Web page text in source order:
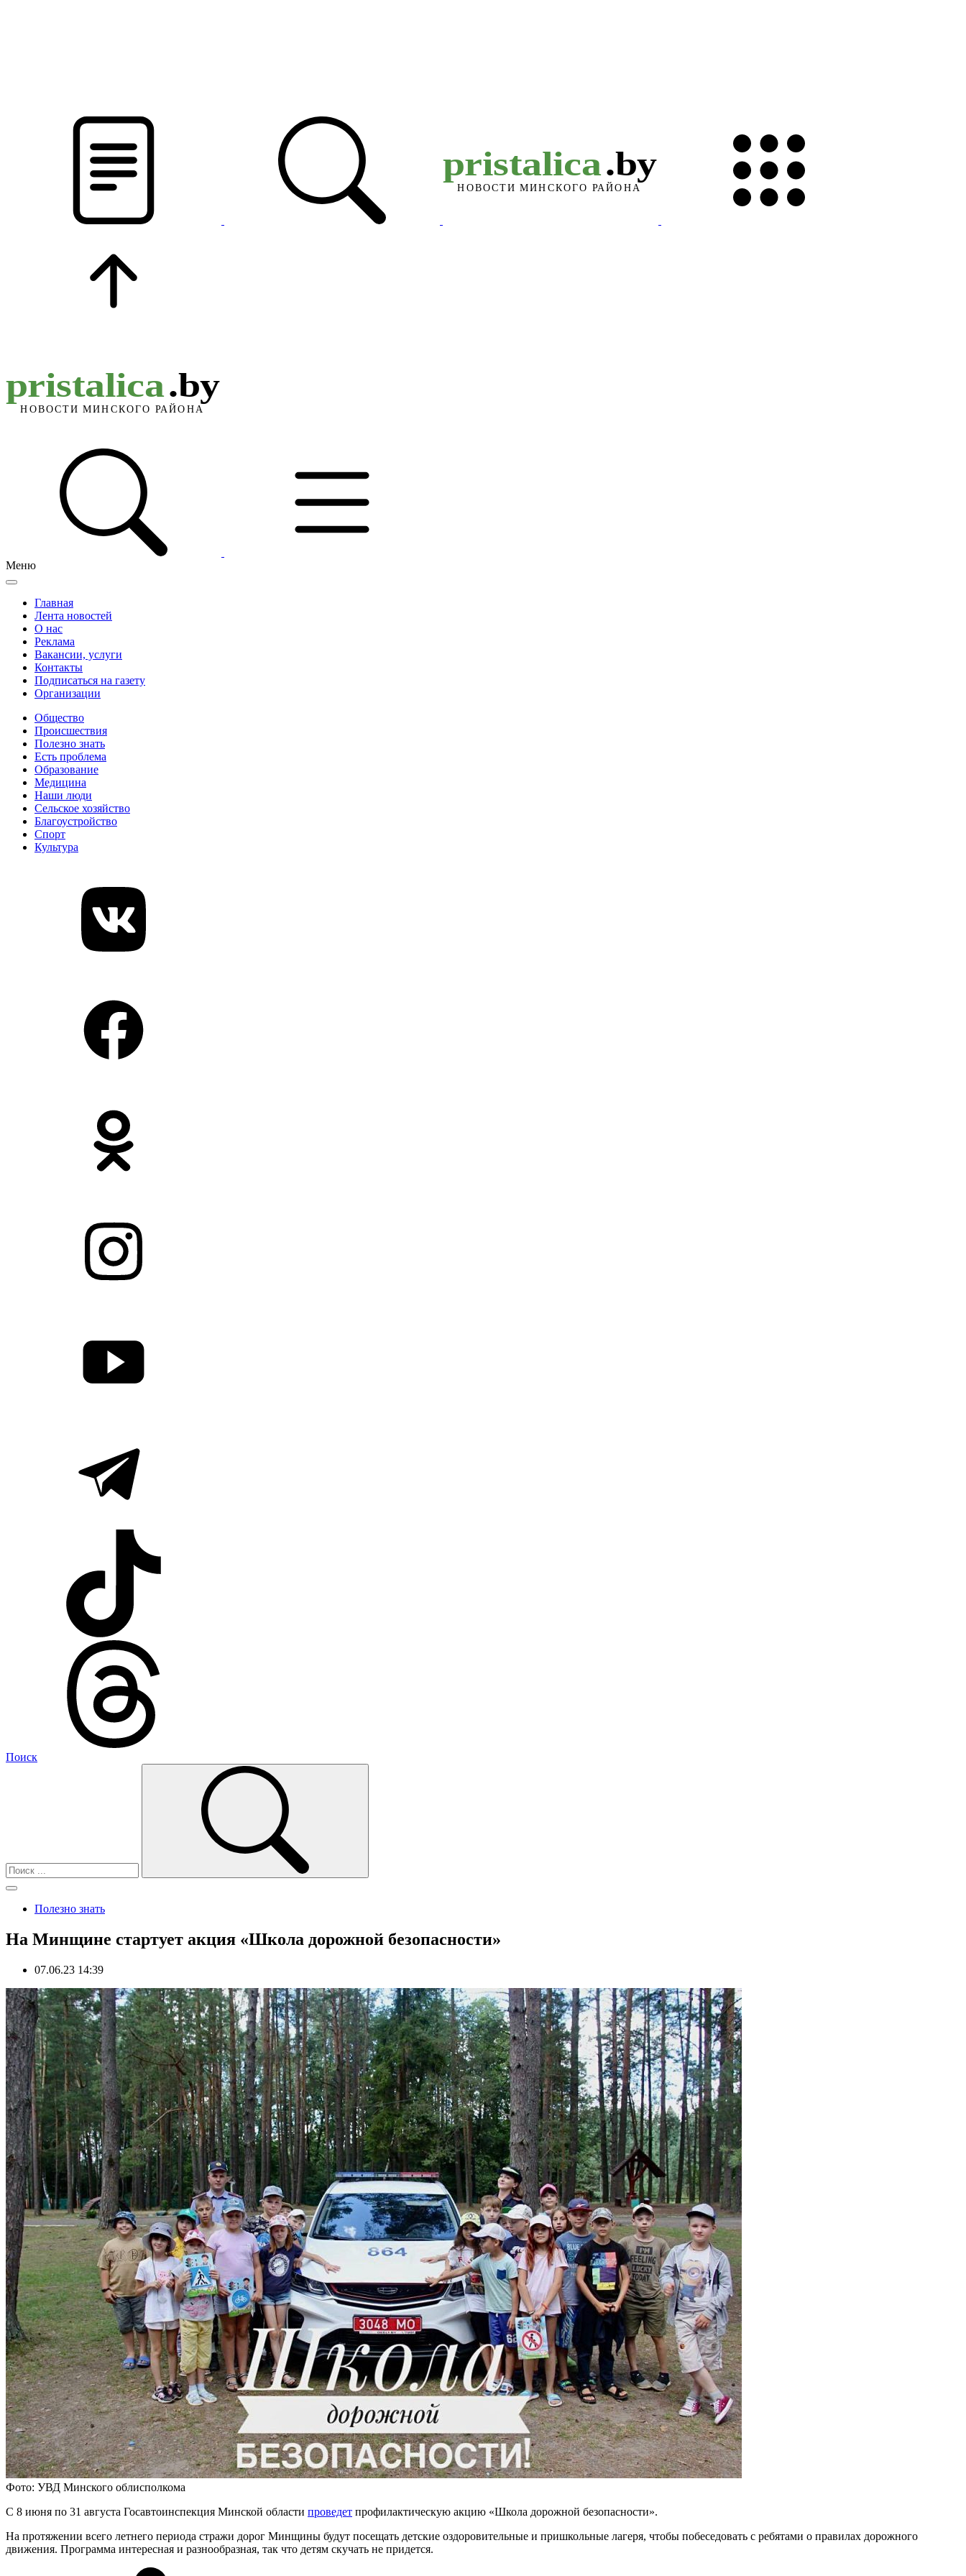
Меню
Главная
Лента новостей
О нас
Реклама
Вакансии, услуги
Контакты
Подписаться на газету
Организации
Общество
Происшествия
Полезно знать
Есть проблема
Образование
Медицина
Наши люди
Сельское хозяйство
Благоустройство
Спорт
Культура
Поиск
Полезно знать
На Минщине стартует акция «Школа дорожной безопасности»
07.06.23 14:39
Фото: УВД Минского облисполкома
С 8 июня по 31 августа Госавтоинспекция Минской области проведет профилактическую акцию «Школа дорожной безопасности».
На протяжении всего летнего периода стражи дорог Минщины будут посещать детские оздоровительные и пришкольные лагеря, чтобы побеседовать с ребятами о правилах дорожного
движения. Программа интересная и разнообразная, так что детям скучать не придется.